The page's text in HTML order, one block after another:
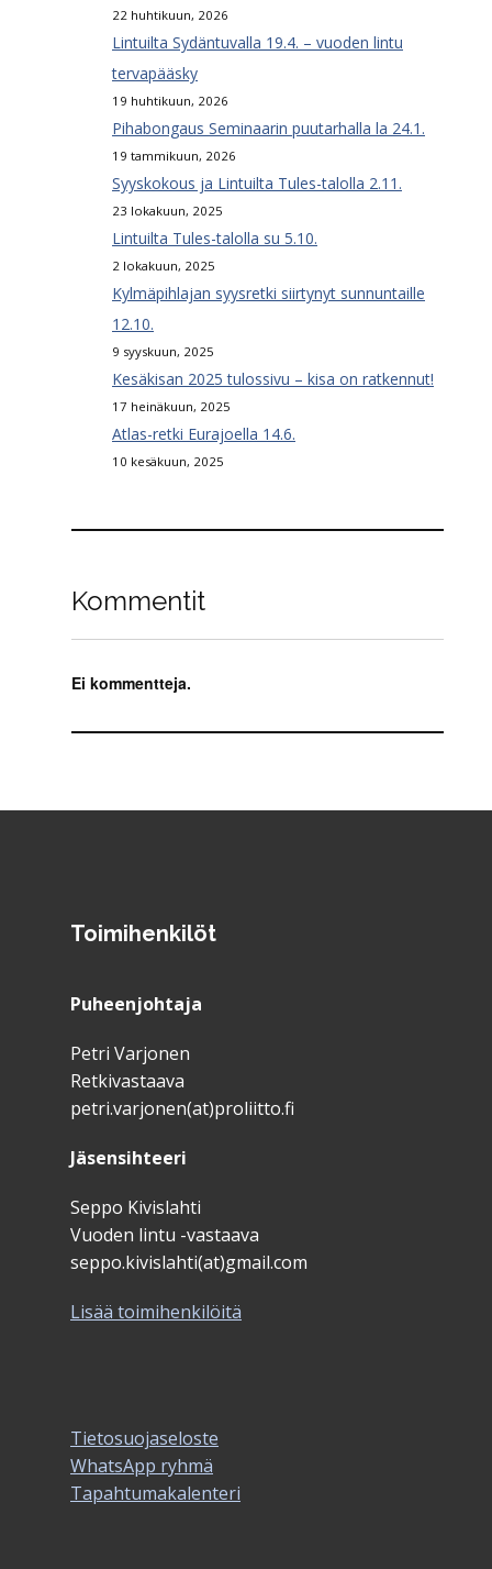
22 huhtikuun, 2026
Lintuilta Sydäntuvalla 19.4. – vuoden lintu
tervapääsky
19 huhtikuun, 2026
Pihabongaus Seminaarin puutarhalla la 24.1.
19 tammikuun, 2026
Syyskokous ja Lintuilta Tules-talolla 2.11.
23 lokakuun, 2025
Lintuilta Tules-talolla su 5.10.
2 lokakuun, 2025
Kylmäpihlajan syysretki siirtynyt sunnuntaille
12.10.
9 syyskuun, 2025
Kesäkisan 2025 tulossivu – kisa on ratkennut!
17 heinäkuun, 2025
Atlas-retki Eurajoella 14.6.
10 kesäkuun, 2025
Kommentit
Ei kommentteja.
Toimihenkilöt
Puheenjohtaja
Petri Varjonen
Retkivastaava
petri.varjonen(at)proliitto.fi
Jäsensihteeri
Seppo Kivislahti
Vuoden lintu -vastaava
seppo.kivislahti(at)gmail.com
Lisää toimihenkilöitä
Tietosuojaseloste
WhatsApp ryhmä
Tapahtumakalenteri